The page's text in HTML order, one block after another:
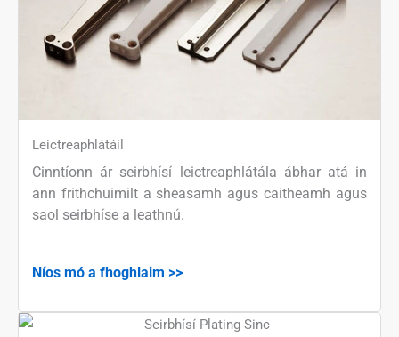
Leictreaphlátáil
Cinntíonn ár seirbhísí leictreaphlátála ábhar atá in
ann frithchuimilt a sheasamh agus caitheamh agus
saol seirbhíse a leathnú.
Níos mó a fhoghlaim >>